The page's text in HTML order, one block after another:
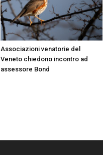
Associazioni venatorie del
Veneto chiedono incontro ad
assessore Bond